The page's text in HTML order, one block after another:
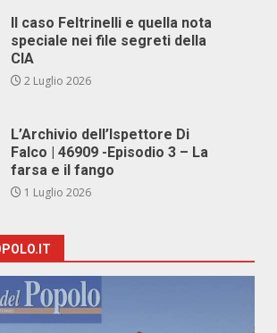
Il caso Feltrinelli e quella nota
speciale nei file segreti della
CIA
2 Luglio 2026
L’Archivio dell’Ispettore Di
Falco | 46909 -Episodio 3 – La
farsa e il fango
1 Luglio 2026